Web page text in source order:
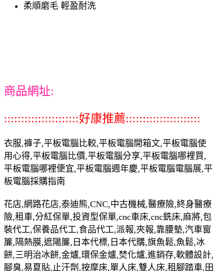
柔順磨毛 輕盈耐洗
商品網址:
::::::::::::::::::::::好康推薦::::::::::::::::::::::
衣服,褲子,平板電腦比較,平板電腦開箱文,平板電腦使
用心得,平板電腦比價,平板電腦分享,平板電腦哪裡買,
平板電腦哪裡便宜,平板電腦週年慶,平板電腦電腦展,平
板電腦採購指南
花店,網路花店,泰迪熊,CNC,中古機械,醫療險,終身醫療
險,租車,分紅保單,投資型保單,cnc車床,cnc銑床,麻將,包
裝代工,保養品代工,食品代工,派報,夾報,靠腰墊,汽車窗
簾,隔熱膜,遮陽簾,日本代標,日本代購,旗魚鬆,魚鬆,冰
餅,三明治冰餅,金爐,環保金爐,焚化爐,進銷存,軟體設計,
腳臭,易夏貼,止汗劑,按摩床,單人床,雙人床,租腳踏車,田